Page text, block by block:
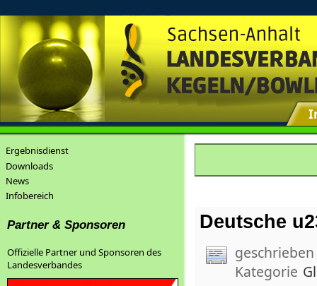
Deutsche
Kategorie
Ergebnisdienst
Downloads
News
Infobereich
Partner & Sponsoren
Offizielle Partner und Sponsoren des
Landesverbandes